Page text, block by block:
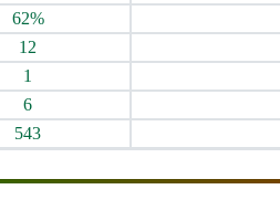
62%
12
1
6
543